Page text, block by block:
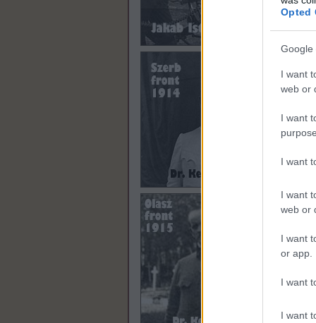
Opted
Google
I want
web or
I want
I want
I want
web or
I want
or app.
I want
I want
ha
azt
a